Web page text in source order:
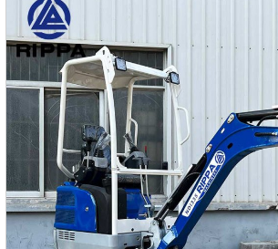
лучше понять этот потрясающий
применения RF20E1.